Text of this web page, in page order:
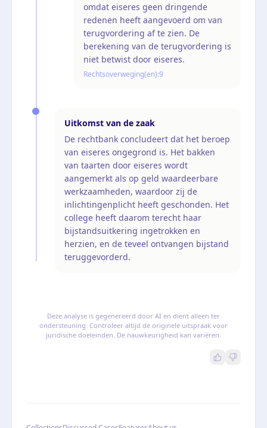
omdat eiseres geen dringende
redenen heeft aangevoerd om van
terugvordering af te zien. De
berekening van de terugvordering is
niet betwist door eiseres.
Rechtsoverweging(en):9
Uitkomst van de zaak
De rechtbank concludeert dat het beroep
van eiseres ongegrond is. Het bakken
van taarten door eiseres wordt
aangemerkt als op geld waardeerbare
werkzaamheden, waardoor zij de
inlichtingenplicht heeft geschonden. Het
college heeft daarom terecht haar
bijstandsuitkering ingetrokken en
herzien, en de teveel ontvangen bijstand
teruggevorderd.
Deze analyse is gegenereerd door AI en dient alleen ter
ondersteuning. Controleer altijd de originele uitspraak voor
juridische doeleinden. De nauwkeurigheid kan variëren.